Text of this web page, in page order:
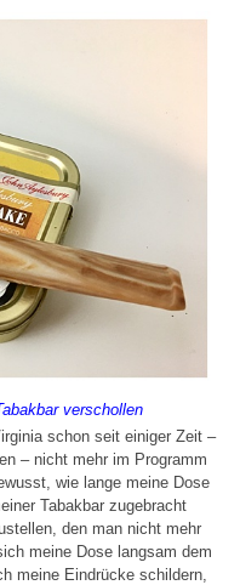
verschollen
schon seit einiger Zeit –
– nicht mehr im Programm
wie lange meine Dose
Tabakbar zugebracht
den man nicht mehr
meine Dose langsam dem
meine Eindrücke schildern,